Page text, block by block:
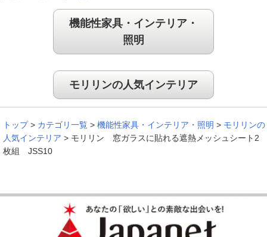
機能性家具・インテリア・
照明
モリリンの人気インテリア
トップ > カテゴリ一覧 > 機能性家具・インテリア・照明 > モリリンの
人気インテリア > モリリン 窓ガラスに貼れる遮熱メッシュシート2
枚組 JSS10